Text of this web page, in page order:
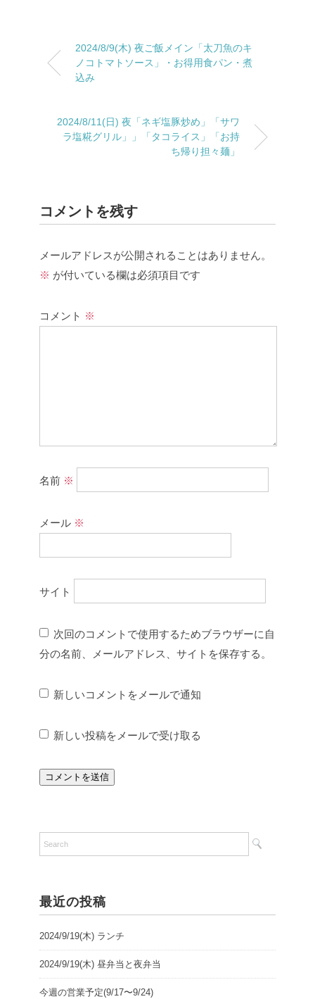
2024/8/9(木) 夜ご飯メイン「太刀魚のキ
ノコトマトソース」・お得用食パン・煮
込み
2024/8/11(日) 夜「ネギ塩豚炒め」「サワ
ラ塩糀グリル」」「タコライス」「お持
ち帰り担々麺」
コメントを残す
メールアドレスが公開されることはありません。
※ が付いている欄は必須項目です
コメント ※
名前 ※
メール ※
サイト
次回のコメントで使用するためブラウザーに自
分の名前、メールアドレス、サイトを保存する。
新しいコメントをメールで通知
新しい投稿をメールで受け取る
最近の投稿
2024/9/19(木) ランチ
2024/9/19(木) 昼弁当と夜弁当
今週の営業予定(9/17〜9/24)